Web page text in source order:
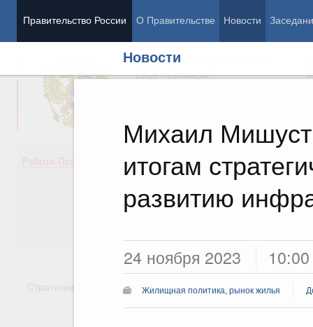
Правительство России О Правительстве Новости
Новости
Михаил
итогам
развитию
24 ноября 2023 10:00
Жилищная политика, рынок жилья
Председатель Правительства
Вице-премьеры
Работа Правительства
Демография
Здоровье
Культура
Стратегии Государственные программы